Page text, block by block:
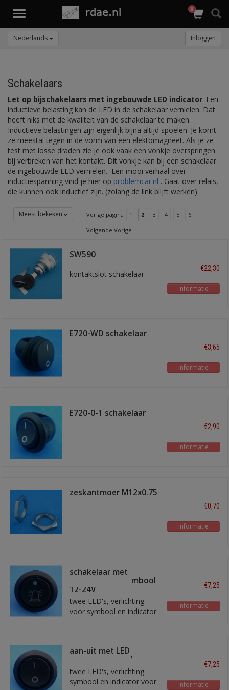
Toggle
0
Nederlands Inloggen
Schakelaars
Let op bijschakelaars met ingebouwde LED indicator. Een
inductieve belasting kan de LED in de schakelaar vernielen. Dat
heeft niks met de kwaliteit van de schakelaar te maken.
Inductieve belastingen zijn eigenlijk bijna altijd spoelen. Je komt
ze meestal tegen in de vorm van een elektomagneet. Als je ze
test met losse draden zie je ook vaak een vonkje overspringen
bij verbreken van het kontakt. Dit vonkje kan bij een schakelaar
de ingebouwde LED vernielen. Een mooi verhaal over
inductiespanning vind je hier op problemcar.nl . Gaat over relais,
die kunnen ook inductief zijn. (zolang de link blijft werken).
Meest bekeken Vorige pagina 1 2 3 4 5
6
Volgende Vorige
SW590
kontaktslot schakelaar
€22,30
Informatie
E720-WD schakelaar
€3,65
Informatie
E720-0-1 schakelaar
€2,90
Informatie
zeskantmoer M12x0.75
€0,70
Informatie
schakelaar met
'beacon light' symbool
12-24V
twee LED's, verlichting
voor symbool en indicator
€7,25
Informatie
aan-uit met LED
indicator 12-24V
twee LED's, verlichting
symbool en indicator voor
€7,25
Informatie